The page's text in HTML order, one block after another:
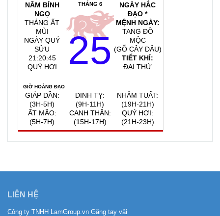
NĂM BÍNH
NGỌ
THÁNG ẤT
MÙI
NGÀY QUÝ
SỬU
21:20:46
QUÝ HỢI
THÁNG 6
25
NGÀY HẮC
ĐẠO *
MỆNH NGÀY:
TANG ĐỒ
MỘC
(GỖ CÂY DÂU)
TIẾT KHÍ:
ĐẠI THỬ
GIỜ HOÀNG ĐẠO
GIÁP DẦN:
(3H-5H)
ẤT MÃO:
(5H-7H)
ĐINH TỴ:
(9H-11H)
CANH THÂN:
(15H-17H)
NHÂM TUẤT:
(19H-21H)
QUÝ HỢI:
(21H-23H)
LIÊN HỆ
Công ty TNHH LamGroup.vn Găng tay vải